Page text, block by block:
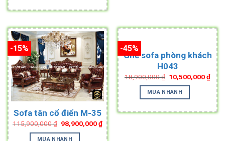
-15%
Sofa tân cổ điển M-35
115,900,000₫ Original
price
was:
98,900,000₫Current
price
is:
MUA NHANH
-45%
Ghế sofa phòng khách
H043
18,900,000₫ Original
price
was:
18,900,000 ₫.
10,500,000₫
price
is:
MUA NHANH